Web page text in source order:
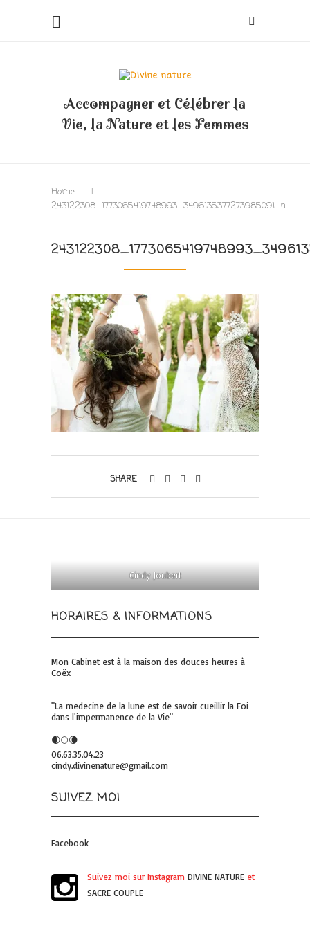
Accompagner et Célébrer la
Vie, la Nature et les Femmes
Home
243122308_1773065419748993_3496135377273985091_n
SHARE
Cindy Joubert
HORAIRES & INFORMATIONS
Mon Cabinet est à la maison des douces heures à
Coëx
"La medecine de la lune est de savoir cueillir la Foi
dans l'impermanence de la Vie"
🌒🌕🌘
06.63.35.04.23
cindy.divinenature@gmail.com
SUIVEZ MOI
Facebook
Suivez moi sur Instagram DIVINE NATURE et
SACRE COUPLE